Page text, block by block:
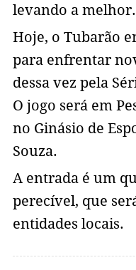
levando a melhor.
Hoje, o Tubarão
para enfrentar
dessa vez pela
O jogo será em
no Ginásio de
Souza.
A entrada é um
perecível, que
entidades locais.